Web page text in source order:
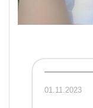
01.11.2023